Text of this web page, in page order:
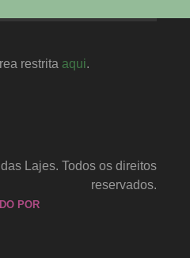
restrita aqui.
Lajes. Todos os direitos
reservados.
POR